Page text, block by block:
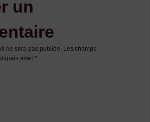
un
ne sera pas publiée. Les champs
avec *